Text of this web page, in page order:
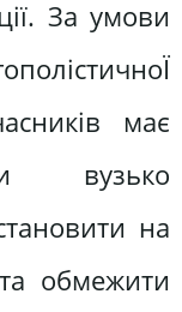
За умови
має
вузько
на
обмежити